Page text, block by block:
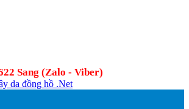
Sang (Zalo - Viber)
da đồng hồ .Net